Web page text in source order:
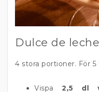
Dulce de
4 stora portioner. För 5
Vispa2,5 dl